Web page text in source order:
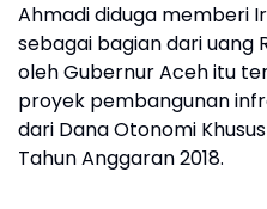
Ahmadi diduga memberi
sebagai bagian dari uang
oleh Gubernur Aceh itu
proyek pembangunan
dari Dana Otonomi
Tahun Anggaran 2018.